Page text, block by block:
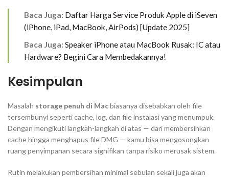
Baca Juga: Daftar Harga Service Produk Apple di iSeven
(iPhone, iPad, MacBook, AirPods) [Update 2025]
Baca Juga: Speaker iPhone atau MacBook Rusak: IC atau
Hardware? Begini Cara Membedakannya!
Kesimpulan
Masalah storage penuh di Macbiasanya disebabkan oleh file
tersembunyi seperti cache, log, dan file instalasi yang menumpuk.
Dengan mengikuti langkah-langkah di atas — dari membersihkan
cache hingga menghapus file DMG — kamu bisa mengosongkan
ruang penyimpanan secara signifikan tanpa risiko merusak sistem.
Rutin melakukan pembersihan minimal sebulan sekali juga akan